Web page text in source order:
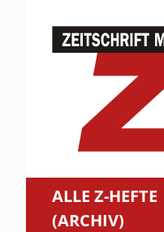
ALLE Z-HEFTE
(ARCHIV)